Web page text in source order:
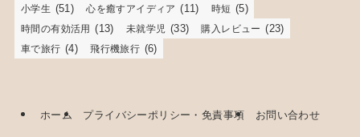
小学生 (51) 心を癒すアイディア (11) 時短 (5)
時間の有効活用 (13) 未就学児 (33) 購入レビュー (23)
車で旅行 (4) 飛行機旅行 (6)
ホーム プライバシーポリシー・免責事項 お問い合わせ